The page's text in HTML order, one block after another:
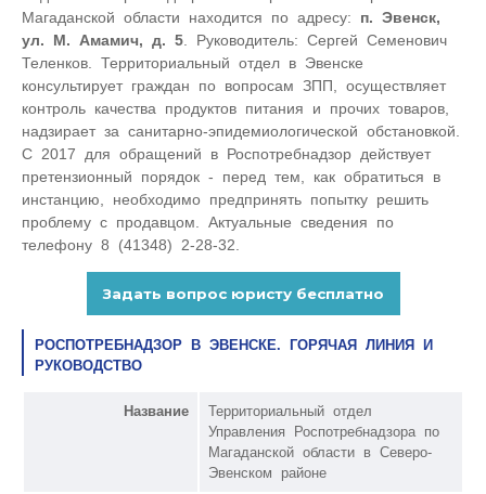
Магаданской области находится по адресу: п. Эвенск,
ул. М. Амамич, д. 5 . Руководитель: Сергей Семенович
Теленков. Территориальный отдел в Эвенске
консультирует граждан по вопросам ЗПП, осуществляет
контроль качества продуктов питания и прочих товаров,
надзирает за санитарно-эпидемиологической обстановкой.
С 2017 для обращений в Роспотребнадзор действует
претензионный порядок - перед тем, как обратиться в
инстанцию, необходимо предпринять попытку решить
проблему с продавцом. Актуальные сведения по
телефону 8 (41348) 2-28-32.
РОСПОТРЕБНАДЗОР В ЭВЕНСКЕ. ГОРЯЧАЯ ЛИНИЯ И
РУКОВОДСТВО
Название
Территориальный отдел
Управления Роспотребнадзора по
Магаданской области в Северо-
Эвенском районе